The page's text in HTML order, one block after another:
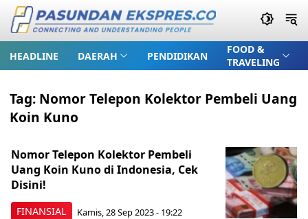
HEADLINE DAERAH PENDIDIKAN
FOOD &
TRAVELING
Tag: Nomor Telepon Kolektor Pembeli Uang
Koin Kuno
FINANSIAL
Nomor Telepon Kolektor Pembeli
Uang Koin Kuno di Indonesia, Cek
Disini!
Kamis, 28 Sep 2023 - 19:22